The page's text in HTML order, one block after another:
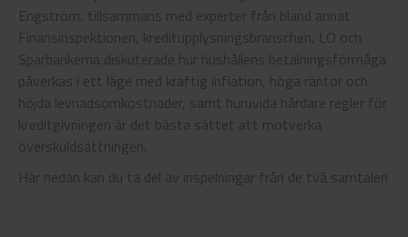
Engström, tillsammans med experter från bland annat
Finansinspektionen, kreditupplysningsbranschen, LO och
Sparbankerna diskuterade hur hushållens betalningsförmåga
påverkas i ett läge med kraftig inflation, höga räntor och
höjda levnadsomkostnader, samt huruvida hårdare regler för
kreditgivningen är det bästa sättet att motverka
överskuldsättningen.
Här nedan kan du ta del av inspelningar från de två samtalen